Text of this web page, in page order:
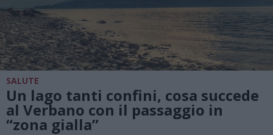
SALUTE
Un lago tanti confini, cosa succede
al Verbano con il passaggio in
“zona gialla”